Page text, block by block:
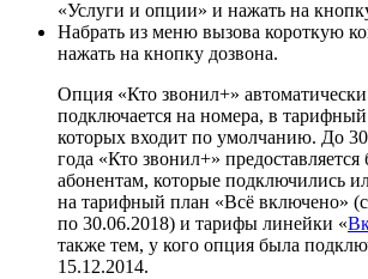
«Услуги и опции» и нажать на
Набрать из меню вызова короткую
нажать на кнопку дозвона.
Опция «Кто звонил+» автоматически
подключается на номера, в
которых входит по умолчанию. До
года «Кто звонил+» предоставляется
абонентам, которые подключились
на тарифный план «Всё включено»
по 30.06.2018) и тарифы линейки «
также тем, у кого опция была
15.12.2014.